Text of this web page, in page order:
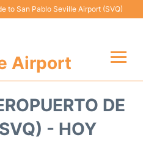
to San Pablo Seville Airport (SVQ)
Airport
DE
- HOY